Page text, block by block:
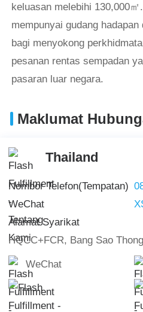
keluasan melebihi 130,000
mempunyai gudang
bagi menyokong
pesanan rentas sempadan
pasaran luar negara.
Maklumat
Thailand
Nombor Telefon(Tempatan)
WeChat
Alamat Syarikat
HQCC+FCR, Bang Sao
WeChat